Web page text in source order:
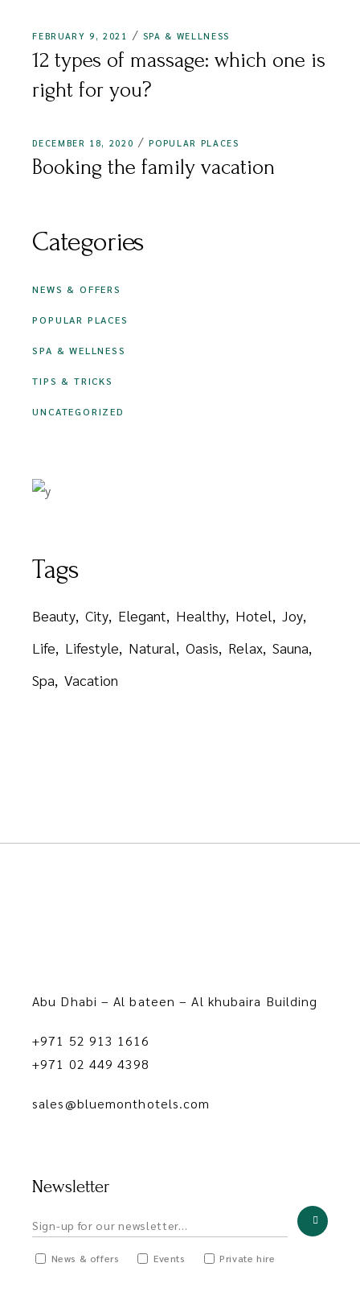
FEBRUARY 9, 2021 SPA & WELLNESS
12 types of massage: which one is
right for you?
DECEMBER 18, 2020 POPULAR PLACES
Booking the family vacation
Categories
NEWS & OFFERS
POPULAR PLACES
SPA & WELLNESS
TIPS & TRICKS
UNCATEGORIZED
Tags
Beauty City Elegant Healthy Hotel
Joy
Life
Lifestyle Natural Oasis Relax Sauna
Spa Vacation
Abu Dhabi – Al bateen – Al khubaira Building
+971 52 913 1616
+971 02 449 4398
sales@bluemonthotels.com
Newsletter
News & offers Events Private hire